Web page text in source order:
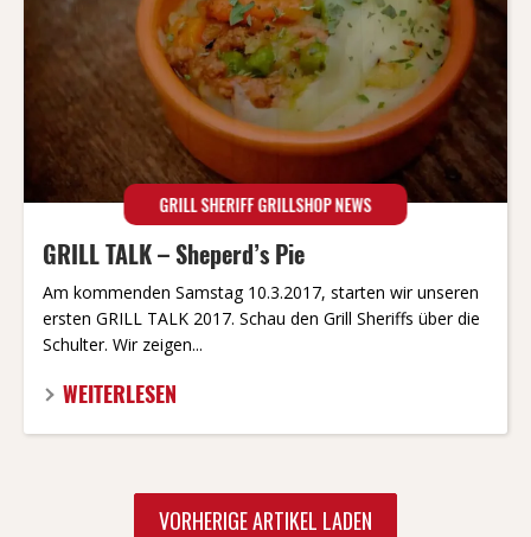
GRILL SHERIFF GRILLSHOP NEWS
GRILL TALK – Sheperd’s Pie
Am kommenden Samstag 10.3.2017, starten wir unseren
ersten GRILL TALK 2017. Schau den Grill Sheriffs über die
Schulter. Wir zeigen...
WEITERLESEN
BeitragsnavigationVORHERIGE ARTIKEL LADEN